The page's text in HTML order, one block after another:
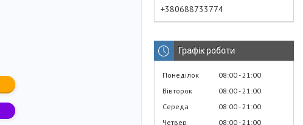
+380688733774
Графік роботи
Понеділок 08:00 21:00
Вівторок
08:00 21:00
Середа
08:00 21:00
Четвер
08:00 21:00